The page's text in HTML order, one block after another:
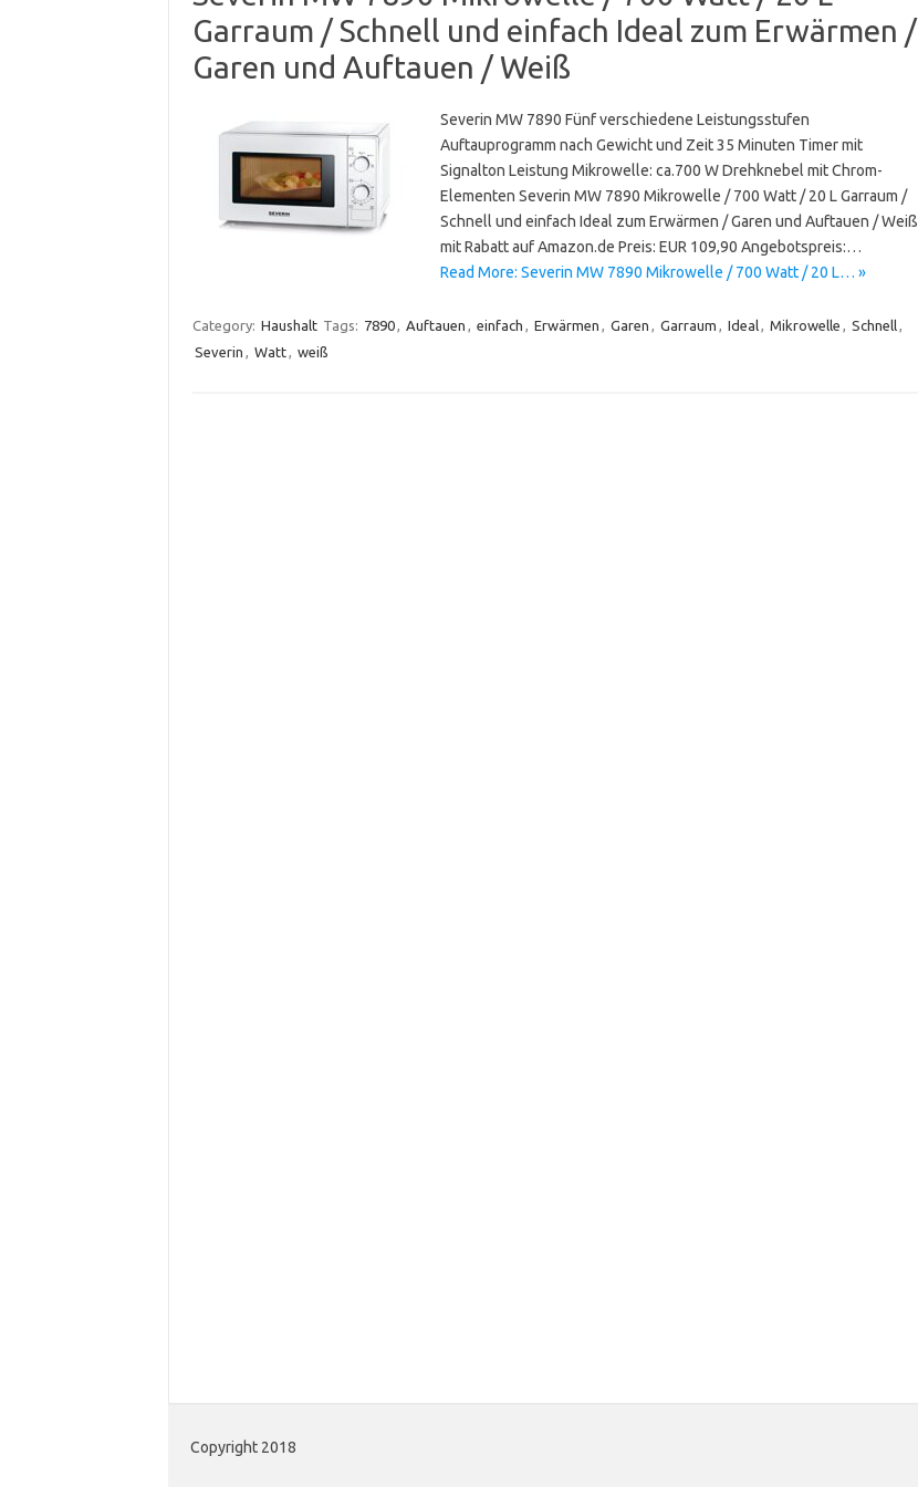
Garraum / Schnell und einfach Ideal zum Erwärmen /
Garen und Auftauen / Weiß
Severin MW 7890 Fünf verschiedene Leistungsstufen
Auftauprogramm nach Gewicht und Zeit 35 Minuten Timer mit
Signalton Leistung Mikrowelle: ca.700 W Drehknebel mit Chrom-
Elementen Severin MW 7890 Mikrowelle / 700 Watt / 20 L Garraum /
Schnell und einfach Ideal zum Erwärmen / Garen und Auftauen / Weiß
mit Rabatt auf Amazon.de Preis: EUR 109,90 Angebotspreis:…
Read More: Severin MW 7890 Mikrowelle / 700 Watt / 20 L… »
Category: Haushalt Tags: 7890, Auftauen , einfach , Erwärmen , Garen , Garraum , Ideal, Mikrowelle , Schnell,
Severin , Watt, weiß
Copyright 2018